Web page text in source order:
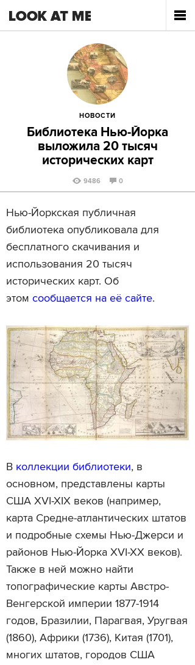
НОВОСТИ
Библиотека Нью-Йорка
выложила 20 тысяч
исторических карт
9486 0
Нью-Йоркская публичная
библиотека опубликовала для
бесплатного скачивания и
использования 20 тысяч
исторических карт. Об
этом сообщается на её сайте.
В коллекции библиотеки, в
основном, представлены карты
США XVI-XIX веков (например,
карта Средне-атлантических штатов
и подробные схемы Нью-Джерси и
районов Нью-Йорка XVI-XX веков).
Также в ней можно найти
топографические карты Австро-
Венгерской империи 1877-1914
годов, Бразилии, Парагвая, Уругвая
(1860), Африки (1736), Китая (1701),
многих штатов, городов США